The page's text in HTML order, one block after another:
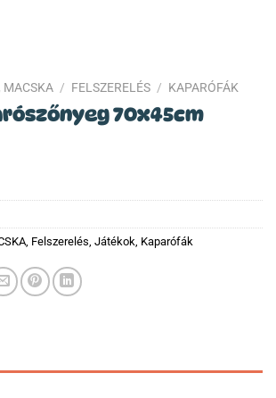
MACSKA / FELSZERELÉS / KAPARÓFÁK
70x45cm
, Felszerelés, Játékok, Kaparófák